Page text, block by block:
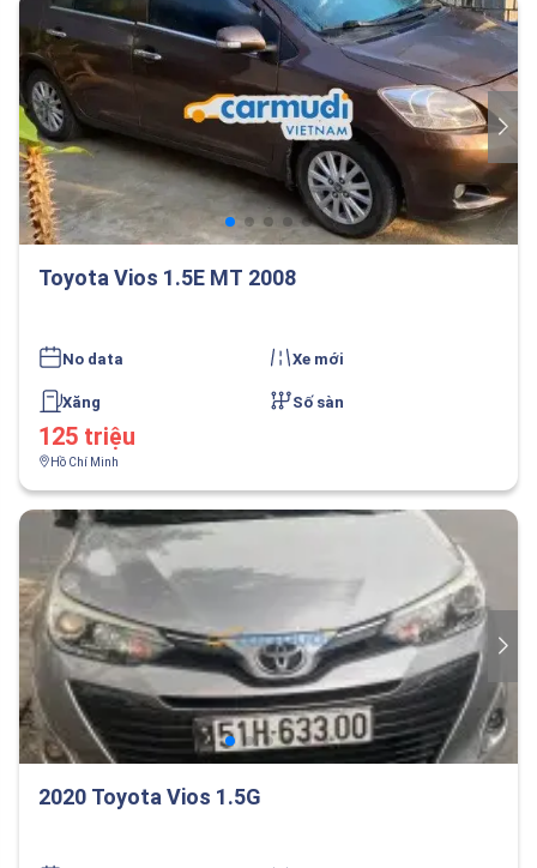
Toyota Vios 1.5E MT 2008
No data Xe mới
Xăng Số sàn
125 triệu
Hồ Chí Minh
2020 Toyota Vios 1.5G